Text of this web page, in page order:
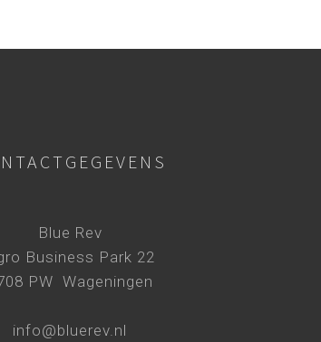
Blue Rev
Business Park 22
PW Wageningen
info@bluerev.nl